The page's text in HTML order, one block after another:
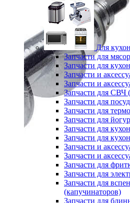
Для
Запчасти для
Запчасти для
Запчасти и
Запчасти и
Запчасти для СВЧ
Запчасти для
Запчасти для
Запчасти для
Запчасти для
Запчасти для
Запчасти и
Запчасти и
Запчасти для
Запчасти для
Запчасти для
(капучинаторов)
Запчасти для